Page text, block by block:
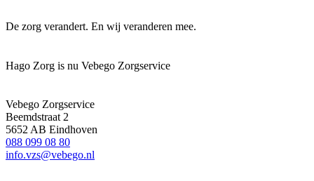
De zorg verandert. En wij veranderen mee.
Hago Zorg is nu Vebego Zorgservice
Vebego Zorgservice
Beemdstraat 2
5652 AB Eindhoven
088 099 08 80
info.vzs@vebego.nl